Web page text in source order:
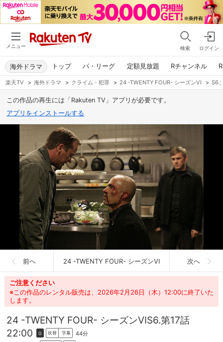
メニュー 検索 ログイン
トップ パ・リーグ 定額見放題 Rチャンネル
海外ドラマ
楽天TV > 海外ドラマ > クライム・犯罪 > 24 -TWENTY FOUR- シーズンVI > S6.
この作品の再生には「Rakuten TV」アプリが必要です。
アプリをインストールする
前へ 24 -TWENTY FOUR- シーズンVI 次へ
ご注意ください
※この作品のレンタル販売は、2026年2月26日（木）12:00に終了いた
します。
24 -TWENTY FOUR- シーズンVIS6.第17話
22:00
G 吹替 字幕 44分